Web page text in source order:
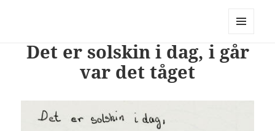
PhotoStory – en rejse i billeder og
OG
WIDGETS
Det er solskin i dag, i går
var det tåget